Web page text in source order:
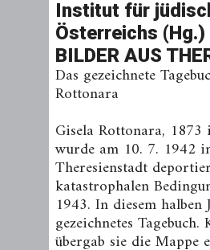
Institut für
Österreichs (Hg.)
BILDER AUS
Das gezeichnete
Rottonara
Gisela Rottonara,
wurde am 10. 7. 1942
Theresienstadt
katastrophalen
1943. In diesem
gezeichnetes
übergab sie die Mappe